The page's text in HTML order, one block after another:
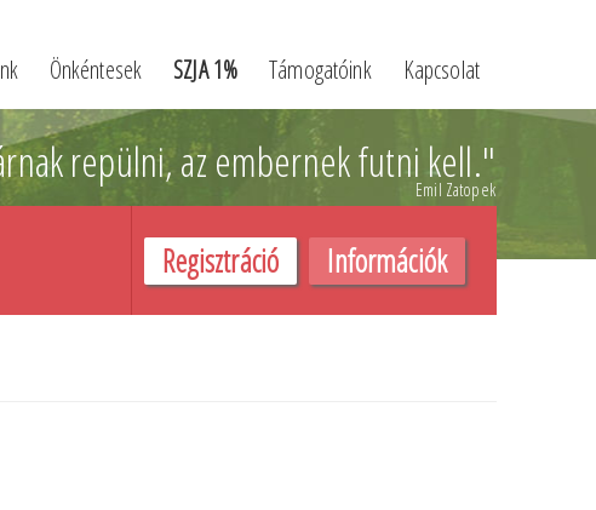
repülni,az embernek futni kell."
Emil Zatopek
Önkéntesek SZJA 1% Támogatóink Kapcsolat
Regisztráció Információk